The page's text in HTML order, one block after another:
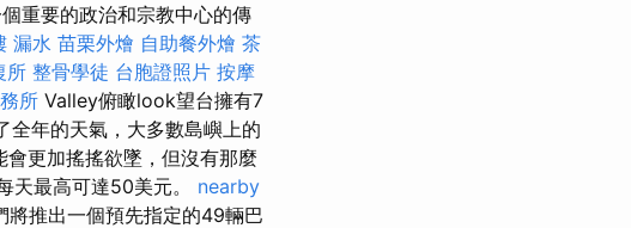
重要的政治和宗教中心的傳
漏水 苗栗外燴 自助餐外燴 茶
所 整骨學徒 台胞證照片 按摩
所 Valley俯瞰look望台擁有7
全年的天氣，大多數島嶼上的
更加搖搖欲墜，但沒有那麼
天最高可達50美元。 nearby
將推出一個預先指定的49輛巴